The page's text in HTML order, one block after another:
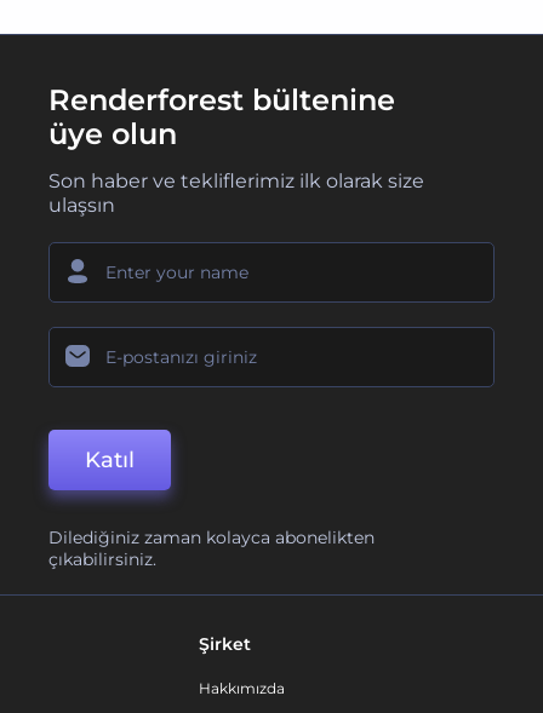
Renderforest bültenine
üye olun
Son haber ve tekliflerimiz ilk olarak size
ulaşsın
Katıl
Dilediğiniz zaman kolayca abonelikten
çıkabilirsiniz.
Şirket
Hakkımızda